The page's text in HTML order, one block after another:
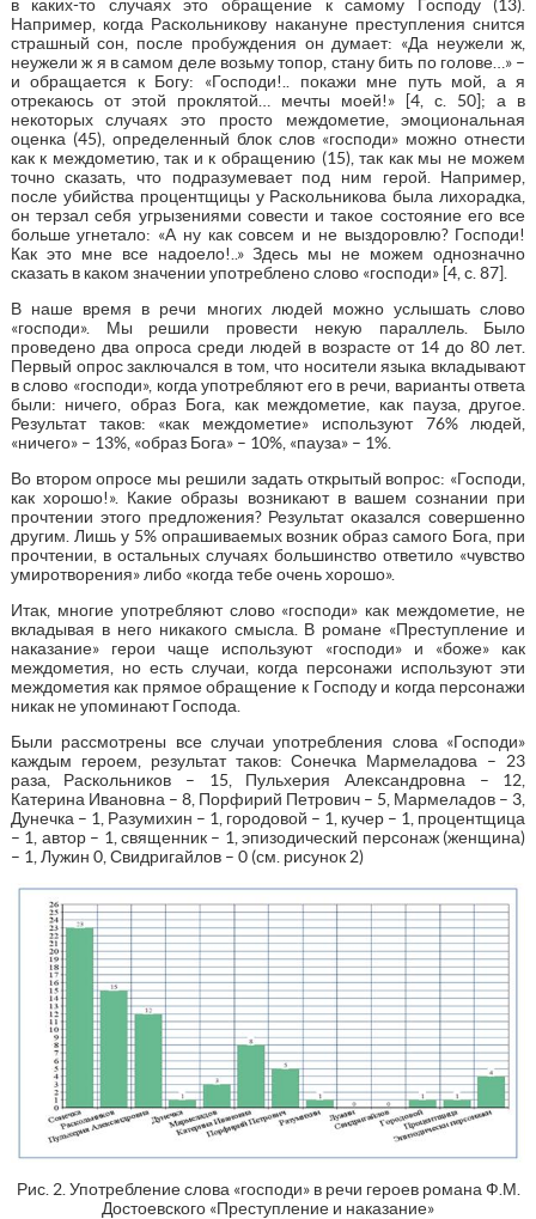
в каких-то случаях это обращение к самому Господу (13).
Например, когда Раскольникову накануне преступления снится
страшный сон, после пробуждения он думает: «Да неужели ж,
неужели ж я в самом деле возьму топор, стану бить по голове…» –
и обращается к Богу: «Господи!.. покажи мне путь мой, а я
отрекаюсь от этой проклятой… мечты моей!» [4, с. 50]; а в
некоторых случаях это просто междометие, эмоциональная
оценка (45), определенный блок слов «господи» можно отнести
как к междометию, так и к обращению (15), так как мы не можем
точно сказать, что подразумевает под ним герой. Например,
после убийства процентщицы у Раскольникова была лихорадка,
он терзал себя угрызениями совести и такое состояние его все
больше угнетало: «А ну как совсем и не выздоровлю? Господи!
Как это мне все надоело!..» Здесь мы не можем однозначно
сказать в каком значении употреблено слово «господи» [4, с. 87].
В наше время в речи многих людей можно услышать слово
«господи». Мы решили провести некую параллель. Было
проведено два опроса среди людей в возрасте от 14 до 80 лет.
Первый опрос заключался в том, что носители языка вкладывают
в слово «господи», когда употребляют его в речи, варианты ответа
были: ничего, образ Бога, как междометие, как пауза, другое.
Результат таков: «как междометие» используют 76% людей,
«ничего» – 13%, «образ Бога» – 10%, «пауза» – 1%.
Во втором опросе мы решили задать открытый вопрос: «Господи,
как хорошо!». Какие образы возникают в вашем сознании при
прочтении этого предложения? Результат оказался совершенно
другим. Лишь у 5% опрашиваемых возник образ самого Бога, при
прочтении, в остальных случаях большинство ответило «чувство
умиротворения» либо «когда тебе очень хорошо».
Итак, многие употребляют слово «господи» как междометие, не
вкладывая в него никакого смысла. В романе «Преступление и
наказание» герои чаще используют «господи» и «боже» как
междометия, но есть случаи, когда персонажи используют эти
междометия как прямое обращение к Господу и когда персонажи
никак не упоминают Господа.
Были рассмотрены все случаи употребления слова «Господи»
каждым героем, результат таков: Сонечка Мармеладова – 23
раза, Раскольников – 15, Пульхерия Александровна – 12,
Катерина Ивановна – 8, Порфирий Петрович – 5, Мармеладов – 3,
Дунечка – 1, Разумихин – 1, городовой – 1, кучер – 1, процентщица
– 1, автор – 1, священник – 1, эпизодический персонаж (женщина)
– 1, Лужин 0, Свидригайлов – 0 (см. рисунок 2)
Рис. 2. Употребление слова «господи» в речи героев романа Ф.М.
Достоевского «Преступление и наказание»